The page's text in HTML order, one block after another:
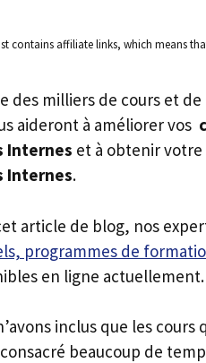
contains affiliate links, which means
des milliers de cours et de
aideront à améliorer vos
Internes et à obtenir votre
Internes.
article de blog, nos
programmes de
en ligne actuellement.
inclus que les
beaucoup de